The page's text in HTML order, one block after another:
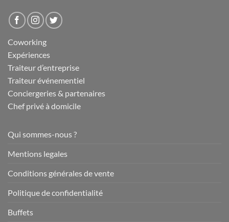
Coworking
Expériences
Traiteur d’entreprise
Traiteur événementiel
Conciergeries & partenaires
Chef privé à domicile
Qui sommes-nous ?
Mentions legales
Conditions générales de vente
Politique de confidentialité
Buffets